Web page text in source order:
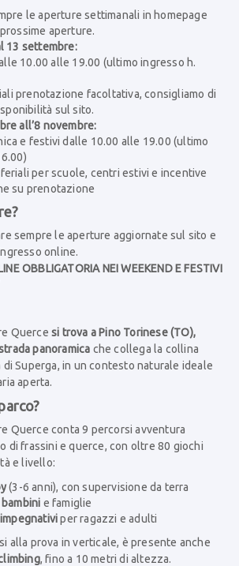
le aperture settimanali in homepage
aperture.
13 settembre:
10.00 alle 19.00 (ultimo ingresso h.
prenotazione facoltativa, consigliamo di
sul sito.
all’8 novembre:
e festivi dalle 10.00 alle 19.00 (ultimo
per scuole, centri estivi e incentive
su prenotazione
sempre le aperture aggiornate sul sito e
online.
OBBLIGATORIA NEI WEEKEND E FESTIVI
Querce si trova a Pino Torinese (TO),
panoramica che collega la collina
Superga, in un contesto naturale ideale
aperta.
Querce conta 9 percorsi avventura
di frassini e querce, con oltre 80 giochi
e livello:
(3-6 anni), con supervisione da terra
e famiglie
per ragazzi e adulti
alla prova in verticale, è presente anche
, fino a 10 metri di altezza.